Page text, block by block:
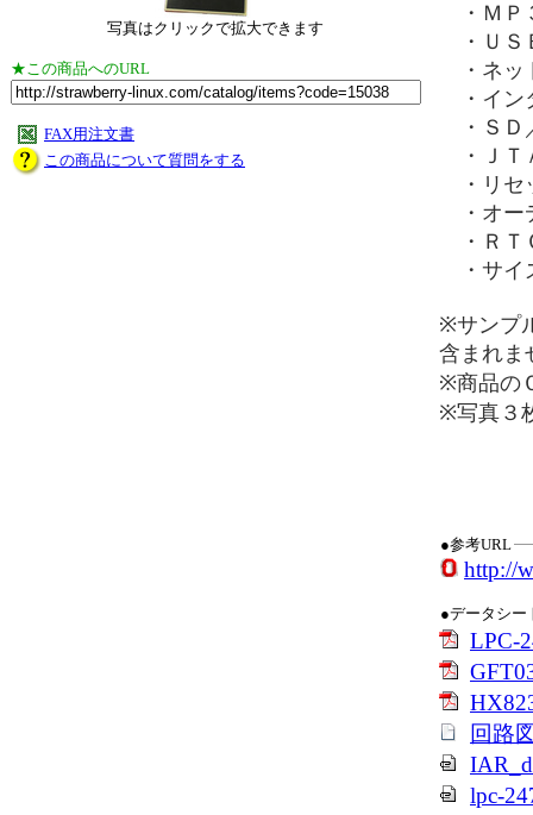
写真はクリックで拡大できます
★この商品へのURL
FAX用注文書
この商品について質問をする
・ＭＰ
・ＵＳ
・ネッ
・イン
・ＳＤ
・ＪＴ
・リセ
・オー
・ＲＴ
・サイ
※サンプ
含まれま
※商品の
※写真３
●参考URL
http://
●データシー
LPC-
回路
lpc-